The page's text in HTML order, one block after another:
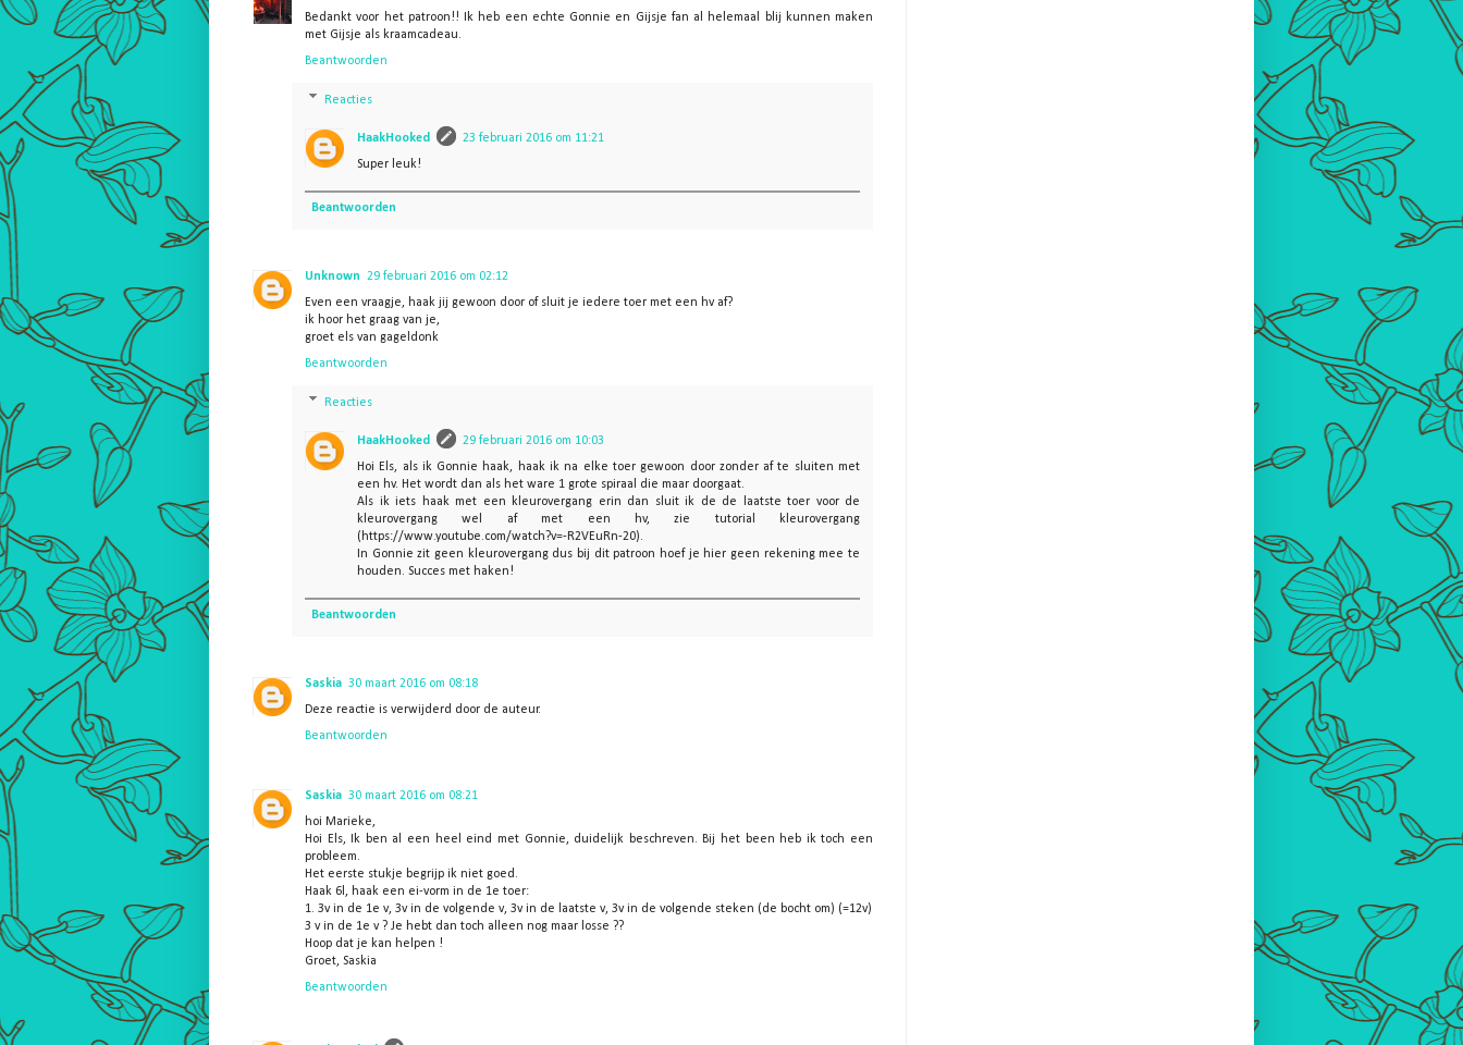
Bedankt voor het patroon!! Ik heb een echte Gonnie en Gijsje fan al helemaal blij kunnen maken
met Gijsje als kraamcadeau.
Beantwoorden
Reacties
HaakHooked
23 februari 2016 om 11:21
Super leuk!
Beantwoorden
Unknown 29 februari 2016 om 02:12
Even een vraagje, haak jij gewoon door of sluit je iedere toer met een hv af?
ik hoor het graag van je,
groet els van gageldonk
Beantwoorden
Reacties
HaakHooked
29 februari 2016 om 10:03
Hoi Els, als ik Gonnie haak, haak ik na elke toer gewoon door zonder af te sluiten met
een hv. Het wordt dan als het ware 1 grote spiraal die maar doorgaat.
Als ik iets haak met een kleurovergang erin dan sluit ik de de laatste toer voor de
kleurovergang wel af met een hv, zie tutorial kleurovergang
(https://www.youtube.com/watch?v=-R2VEuRn-20).
In Gonnie zit geen kleurovergang dus bij dit patroon hoef je hier geen rekening mee te
houden. Succes met haken!
Beantwoorden
Saskia 30 maart 2016 om 08:18
Deze reactie is verwijderd door de auteur.
Beantwoorden
Saskia 30 maart 2016 om 08:21
hoi Marieke,
Hoi Els, Ik ben al een heel eind met Gonnie, duidelijk beschreven. Bij het been heb ik toch een
probleem.
Het eerste stukje begrijp ik niet goed.
Haak 6l, haak een ei-vorm in de 1e toer:
1. 3v in de 1e v, 3v in de volgende v, 3v in de laatste v, 3v in de volgende steken (de bocht om) (=12v)
3 v in de 1e v ? Je hebt dan toch alleen nog maar losse ??
Hoop dat je kan helpen !
Groet, Saskia
Beantwoorden